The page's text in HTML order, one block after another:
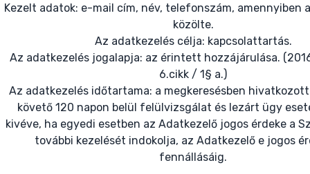
Kezelt adatok: e-mail cím, név, telefonszám, amennyiben
közölte.
Az adatkezelés célja: kapcsolattartás.
Az adatkezelés jogalapja: az érintett hozzájárulása.
6.cikk / 1§ a.)
Az adatkezelés időtartama: a megkeresésben
követő 120 napon belül felülvizsgálat és lezárt ügy
kivéve, ha egyedi esetben az Adatkezelő jogos érdeke a
további kezelését indokolja, az Adatkezelő e jogos
fennállásáig.